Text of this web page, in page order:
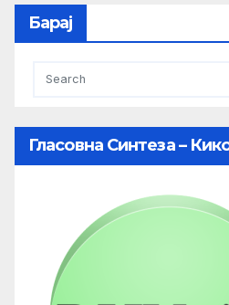
Барај
Гласовна Синтеза –